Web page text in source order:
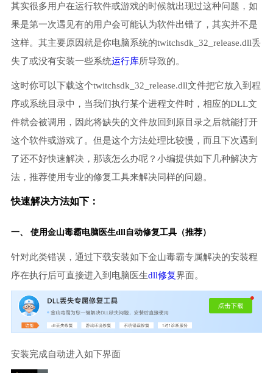
其实很多用户在运行软件或游戏的时候就出现过这种问题，如
果是第一次遇见有的用户会可能认为软件出错了，其实并不是
这样。其主要原因就是你电脑系统的twitchsdk_32_release.dll丢
失了或没有安装一些系统运行库所导致的。
这时你可以下载这个twitchsdk_32_release.dll文件把它放入到程
序或系统目录中，当我们执行某个进程文件时，相应的DLL文
件就会被调用，因此将缺失的文件放回到原目录之后就能打开
这个软件或游戏了。但是这个方法处理比较慢，而且下次遇到
了还不好快速解决，那该怎么办呢？小编提供如下几种解决方
法，推荐使用专业的修复工具来解决同样的问题。
快速解决方法如下：
一、 使用金山毒霸电脑医生dll自动修复工具（推荐）
针对此类错误，通过下载安装如下金山毒霸专属解决的安装程
序在执行后可直接进入到电脑医生dll修复界面。
安装完成自动进入如下界面